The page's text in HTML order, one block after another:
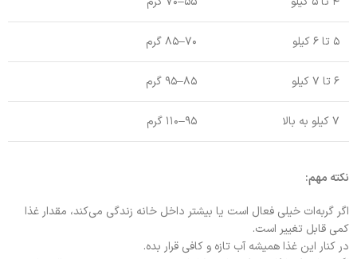
۵ تا ۶ کیلو ۷۰–۸۵ گرم
۶ تا ۷ کیلو ۸۵–۹۵ گرم
۷ کیلو به بالا ۹۵–۱۱۰ گرم
نکته مهم:
اگر گربه‌ات خیلی فعال است یا بیشتر داخل خانه زندگی می‌کند، مقدار غذا
کمی قابل تغییر است.
در کنار این غذا همیشه آب تازه و کافی قرار بده.